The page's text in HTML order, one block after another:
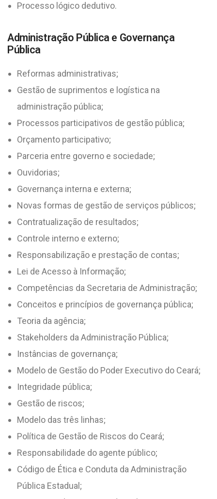
Processo lógico dedutivo.
Administração Pública e Governança
Pública
Reformas administrativas;
Gestão de suprimentos e logística na
administração pública;
Processos participativos de gestão pública;
Orçamento participativo;
Parceria entre governo e sociedade;
Ouvidorias;
Governança interna e externa;
Novas formas de gestão de serviços públicos;
Contratualização de resultados;
Controle interno e externo;
Responsabilização e prestação de contas;
Lei de Acesso à Informação;
Competências da Secretaria de Administração;
Conceitos e princípios de governança pública;
Teoria da agência;
Stakeholders da Administração Pública;
Instâncias de governança;
Modelo de Gestão do Poder Executivo do Ceará;
Integridade pública;
Gestão de riscos;
Modelo das três linhas;
Política de Gestão de Riscos do Ceará;
Responsabilidade do agente público;
Código de Ética e Conduta da Administração
Pública Estadual;